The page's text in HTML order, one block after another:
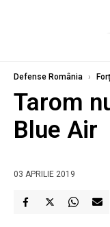
Defense România ›
Tarom
Blue Air
03 APRILIE 2019